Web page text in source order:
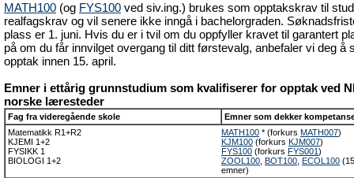
MATH100 (og FYS100 ved siv.ing.) brukes som opptakskrav til
realfagskrav og vil senere ikke inngå i bachelorgraden.
plass er 1. juni. Hvis du er i tvil om du oppfyller kravet til garantert
på om du får innvilget overgang til ditt førstevalg, anbefaler vi deg å
opptak innen 15. april.
Emner i ettårig grunnstudium som kvalifiserer for opptak ved
norske læresteder
Fag fra videregående skole
Emner som dekker
Matematikk R1+R2
MATH100 * (forkurs MATH007)
KJEMI 1+2
KJM100 (forkurs KJM007)
FYSIKK 1
FYS100 (forkurs FYS001)
BIOLOGI 1+2
ZOOL100 BOT100 ECOL100
emner)